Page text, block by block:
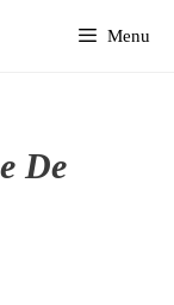
Menu
De